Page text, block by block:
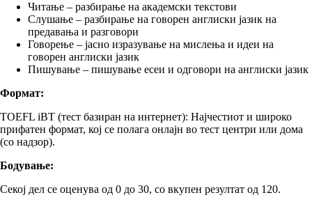
Читање – разбирање на академски текстови
Слушање – разбирање на говорен англиски јазик на
предавања и разговори
Говорење – јасно изразување на мислења и идеи на
говорен англиски јазик
Пишување – пишување есеи и одговори на англиски јазик
Формат:
TOEFL iBT (тест базиран на интернет): Најчестиот и широко
прифатен формат, кој се полага онлајн во тест центри или дома
(со надзор).
Бодување:
Секој дел се оценува од 0 до 30, со вкупен резултат од 120.